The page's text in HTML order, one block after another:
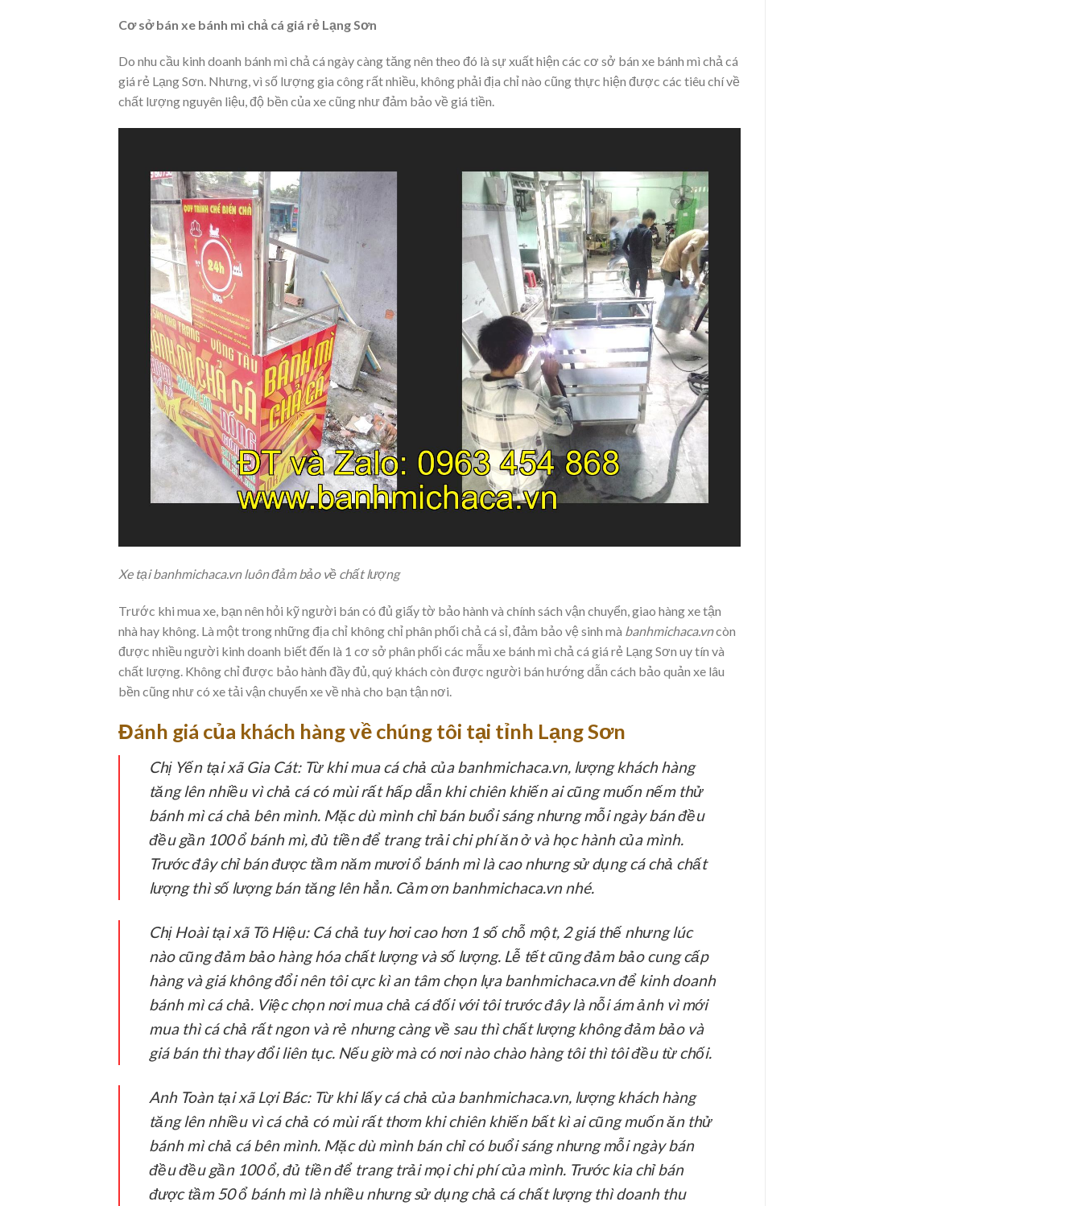
Cơ sở bán xe bánh mì chả cá giá rẻ Lạng Sơn
Do nhu cầu kinh doanh bánh mì chả cá ngày càng tăng nên theo đó là sự xuất hiện các cơ sở bán xe bánh mì chả cá
giá rẻ Lạng Sơn. Nhưng, vì số lượng gia công rất nhiều, không phải địa chỉ nào cũng thực hiện được các tiêu chí về
chất lượng nguyên liệu, độ bền của xe cũng như đảm bảo về giá tiền.
Xe tại banhmichaca.vn luôn đảm bảo về chất lượng
Trước khi mua xe, bạn nên hỏi kỹ người bán có đủ giấy tờ bảo hành và chính sách vận chuyển, giao hàng xe tận
nhà hay không. Là một trong những địa chỉ không chỉ phân phối chả cá sỉ, đảm bảo vệ sinh mà banhmichaca.vncòn
được nhiều người kinh doanh biết đến là 1 cơ sở phân phối các mẫu xe bánh mì chả cá giá rẻ Lạng Sơn uy tín và
chất lượng. Không chỉ được bảo hành đầy đủ, quý khách còn được người bán hướng dẫn cách bảo quản xe lâu
bền cũng như có xe tải vận chuyển xe về nhà cho bạn tận nơi.
Đánh giá của khách hàng về chúng tôi tại tỉnh Lạng Sơn
Chị Yến tại xã Gia Cát:Từ khi mua cá chả của banhmichaca.vn, lượng khách hàng
tăng lên nhiều vì chả cá có mùi rất hấp dẫn khi chiên khiến ai cũng muốn nếm thử
bánh mì cá chả bên mình. Mặc dù mình chỉ bán buổi sáng nhưng mỗi ngày bán đều
đều gần 100 ổ bánh mì, đủ tiền để trang trải chi phí ăn ở và học hành của mình.
Trước đây chỉ bán được tầm năm mươi ổ bánh mì là cao nhưng sử dụng cá chả chất
lượng thì số lượng bán tăng lên hẳn. Cảm ơn banhmichaca.vn nhé.
Chị Hoài tại xã Tô Hiệu:Cá chả tuy hơi cao hơn 1 số chỗ một, 2 giá thế nhưng lúc
nào cũng đảm bảo hàng hóa chất lượng và số lượng. Lễ tết cũng đảm bảo cung cấp
hàng và giá không đổi nên tôi cực kì an tâm chọn lựa banhmichaca.vn để kinh doanh
bánh mì cá chả. Việc chọn nơi mua chả cá đối với tôi trước đây là nỗi ám ảnh vì mới
mua thì cá chả rất ngon và rẻ nhưng càng về sau thì chất lượng không đảm bảo và
giá bán thì thay đổi liên tục. Nếu giờ mà có nơi nào chào hàng tôi thì tôi đều từ chối.
Anh Toàn tại xã Lợi Bác:Từ khi lấy cá chả của banhmichaca.vn, lượng khách hàng
tăng lên nhiều vì cá chả có mùi rất thơm khi chiên khiến bất kì ai cũng muốn ăn thử
bánh mì chả cá bên mình. Mặc dù mình bán chỉ có buổi sáng nhưng mỗi ngày bán
đều đều gần 100 ổ, đủ tiền để trang trải mọi chi phí của mình. Trước kia chỉ bán
được tầm 50 ổ bánh mì là nhiều nhưng sử dụng chả cá chất lượng thì doanh thu